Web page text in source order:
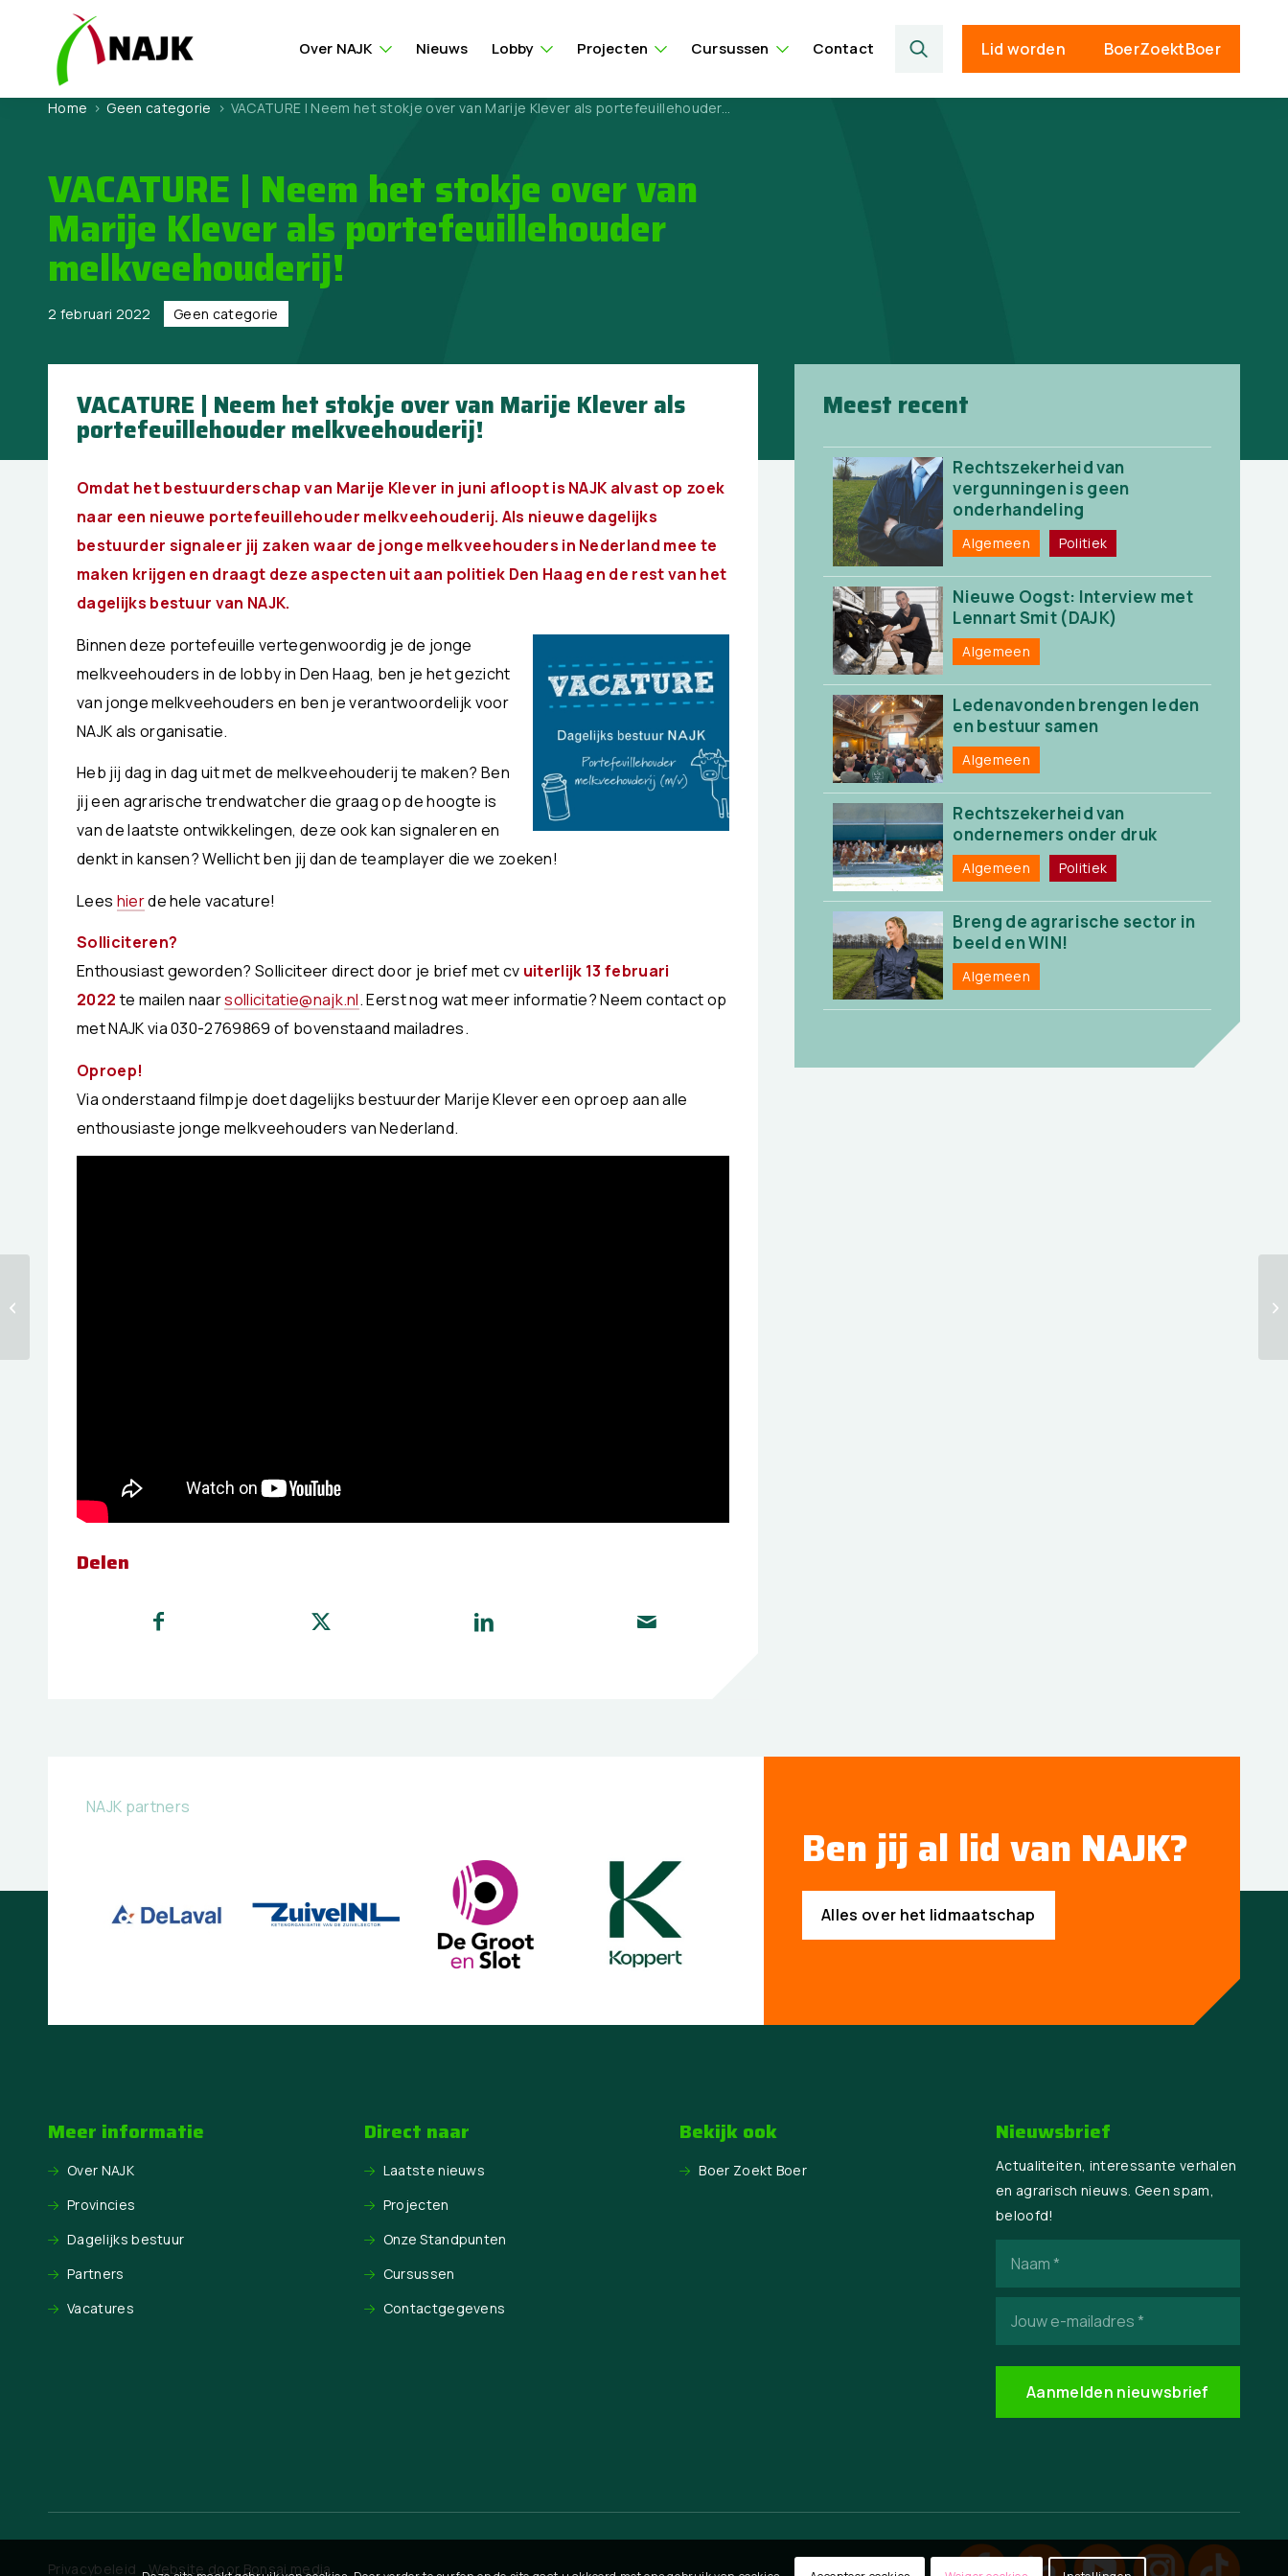
Over NAJK Nieuws Lobby Projecten Cursussen Contact Lid worden BoerZoektBoer
Home > Geen categorie > VACATURE | Neem het stokje over van Marije Klever als portefeuillehouder...
VACATURE | Neem het stokje over van
Marije Klever als portefeuillehouder
melkveehouderij!
2 februari 2022 Geen categorie
VACATURE | Neem het stokje over van Marije Klever als
portefeuillehouder melkveehouderij!
Omdat het bestuurderschap van Marije Klever in juni afloopt is NAJK alvast op zoek
naar een nieuwe portefeuillehouder melkveehouderij. Als nieuwe dagelijks
bestuurder signaleer jij zaken waar de jonge melkveehouders in Nederland mee te
maken krijgen en draagt deze aspecten uit aan politiek Den Haag en de rest van het
dagelijks bestuur van NAJK.
Binnen deze portefeuille vertegenwoordig je de jonge
melkveehouders in de lobby in Den Haag, ben je het gezicht
van jonge melkveehouders en ben je verantwoordelijk voor
NAJK als organisatie.
Heb jij dag in dag uit met de melkveehouderij te maken? Ben
jij een agrarische trendwatcher die graag op de hoogte is
van de laatste ontwikkelingen, deze ook kan signaleren en
denkt in kansen? Wellicht ben jij dan de teamplayer die we zoeken!
Lees hierde hele vacature!
Solliciteren?
Enthousiast geworden? Solliciteer direct door je brief met cv uiterlijk 13 februari
2022te mailen naarsollicitatie@najk.nl. Eerst nog wat meer informatie? Neem contact op
met NAJK via 030-2769869 of bovenstaand mailadres.
Oproep!
Via onderstaand filmpje doet dagelijks bestuurder Marije Klever een oproep aan alle
enthousiaste jonge melkveehouders van Nederland.
Delen
Meest recent
Rechtszekerheid van
vergunningen is geen
onderhandeling
Algemeen Politiek
Nieuwe Oogst: Interview met
Lennart Smit (DAJK)
Algemeen
Ledenavonden brengen leden
en bestuur samen
Algemeen
Rechtszekerheid van
ondernemers onder druk
Algemeen Politiek
Breng de agrarische sector in
beeld en WIN!
Algemeen
NAJK partners
Ben jij al lid van NAJK?
Alles over het lidmaatschap
Meer informatie
Over NAJK
Provincies
Dagelijks bestuur
Partners
Vacatures
Direct naar
Laatste nieuws
Projecten
Onze Standpunten
Cursussen
Contactgegevens
Bekijk ook
Boer Zoekt Boer
Nieuwsbrief
Actualiteiten, interessante verhalen
en agrarisch nieuws. Geen spam,
beloofd!
mailadres
Privacybeleid Website door Bonsai media